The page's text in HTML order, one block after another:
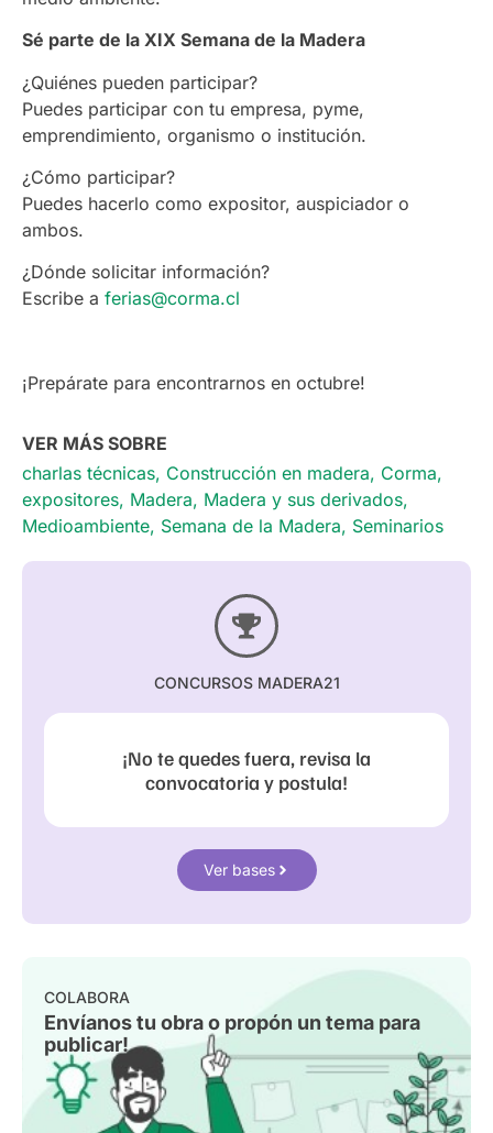
Sé parte de la XIX Semana de la Madera
¿Quiénes pueden participar?
Puedes participar con tu empresa, pyme,
emprendimiento, organismo o institución.
¿Cómo participar?
Puedes hacerlo como expositor, auspiciador o
ambos.
¿Dónde solicitar información?
Escribe a ferias@corma.cl
¡Prepárate para encontrarnos en octubre!
VER MÁS SOBRE
charlas técnicas, Construcción en madera, Corma,
expositores, Madera, Madera y sus derivados,
Medioambiente, Semana de la Madera, Seminarios
CONCURSOS MADERA21
¡No te quedes fuera, revisa la
convocatoria y postula!
Ver bases
COLABORA
Envíanos tu obra o propón un tema para
publicar!